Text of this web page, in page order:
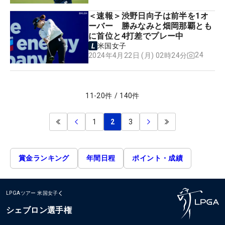
＜速報＞渋野日向子は前半を1オ
ーバー 勝みなみと畑岡那覇とも
に首位と4打差でプレー中
米国女子
2024年4月22日 (月) 02時24分
24
11 -20件 / 140件
1 2 3
賞金ランキング 年間日程 ポイント・成績
LPGAツアー 米国女子
シェブロン選手権